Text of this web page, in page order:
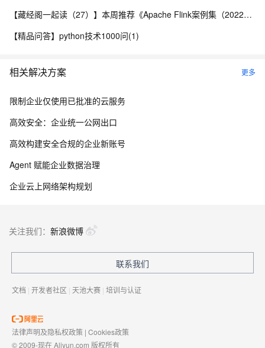
【藏经阁一起读（27）】本周推荐《Apache Flink案例集（2022版）》，你有哪些心得？
【精品问答】python技术1000问(1)
相关解决方案 更多
限制企业仅使用已批准的云服务
高效安全：企业统一公网出口
高效构建安全合规的企业新账号
Agent 赋能企业数据治理
企业云上网络架构规划
关注我们： 新浪微博
联系我们
文档 | 开发者社区 | 天池大赛 | 培训与认证
法律声明及隐私权政策 | Cookies政策
© 2009-现在 Aliyun.com 版权所有